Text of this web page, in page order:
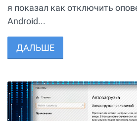
я показал как отключить
Android...
ДАЛЬШЕ